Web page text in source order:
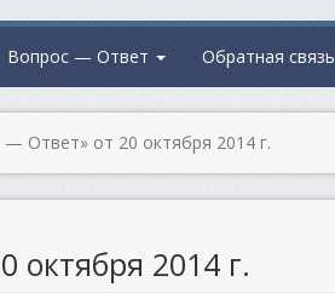
Вопрос — Ответ Обратная связь
— Ответ» от 20 октября 2014 г.
октября 2014 г.